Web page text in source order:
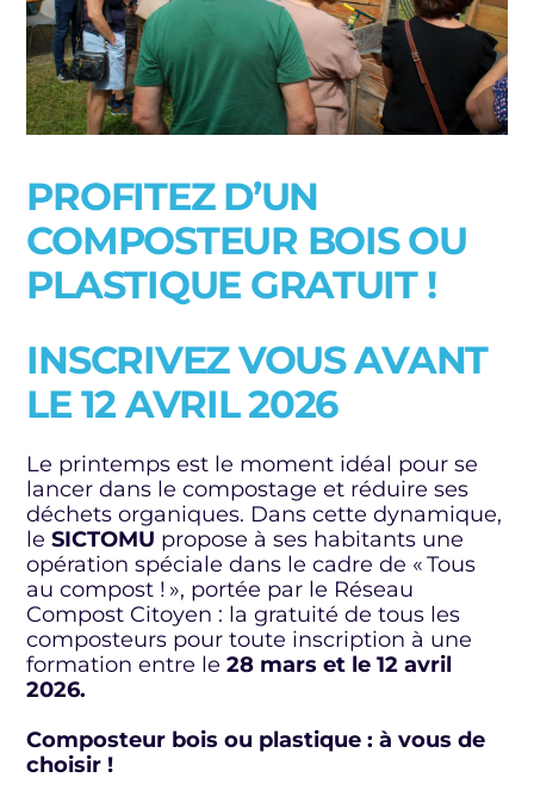
PROFITEZ D’UN
COMPOSTEUR BOIS OU
PLASTIQUE GRATUIT !
INSCRIVEZ VOUS AVANT
LE 12 AVRIL 2026
Le printemps est le moment idéal pour se
lancer dans le compostage et réduire ses
déchets organiques. Dans cette dynamique,
leSICTOMU propose à ses habitants une
opération spéciale dans le cadre de « Tous
au compost ! », portée par le Réseau
Compost Citoyen : la gratuité de tous les
composteurs pour toute inscription à une
formation entre le28 mars et le 12 avril
2026.
Composteur bois ou plastique : à vous de
choisir !